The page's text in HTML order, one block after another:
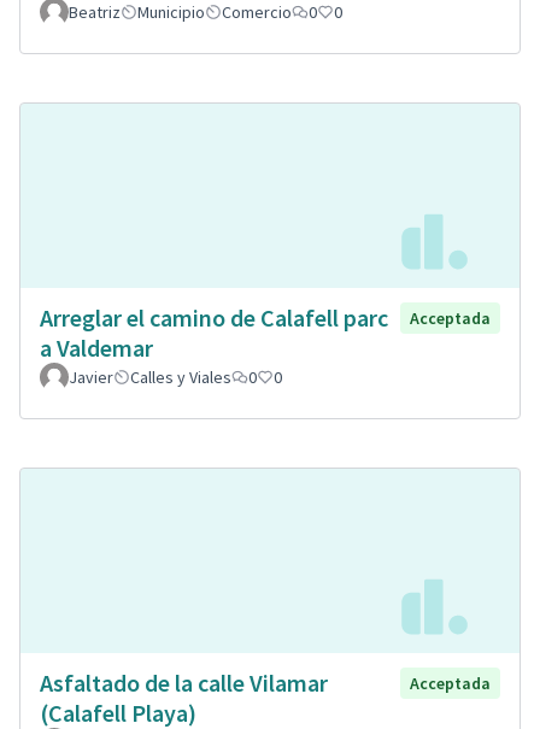
Beatriz Municipio Comercio 0 0
Arreglar el camino de Calafell parc
a Valdemar
Acceptada
Javier Calles y Viales 0 0
Asfaltado de la calle Vilamar
(Calafell Playa)
Acceptada